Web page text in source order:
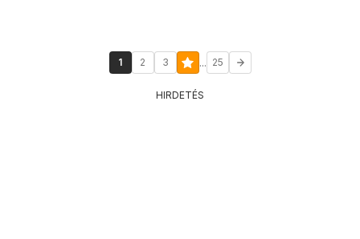
1 2 3 ... 25
HIRDETÉS